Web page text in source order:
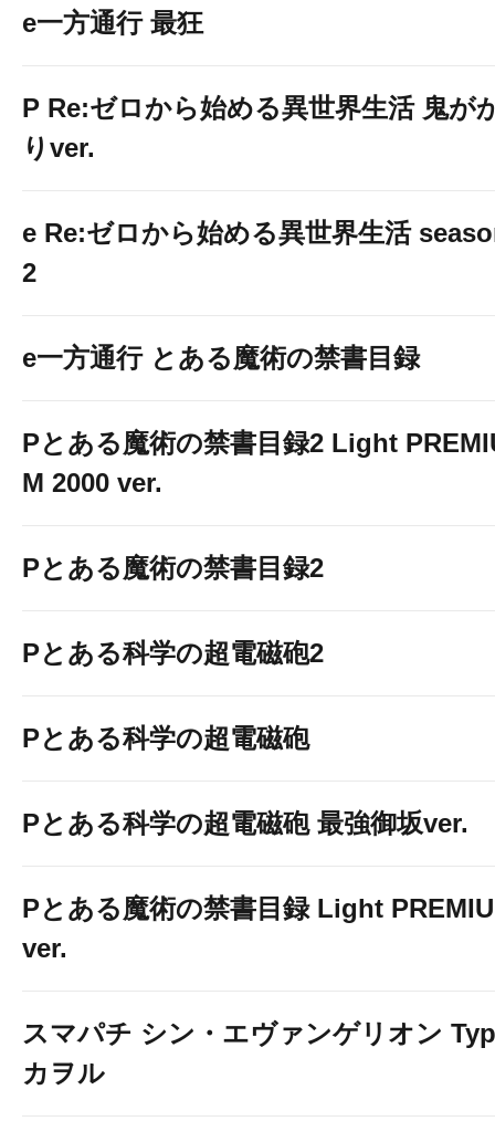
e一方通行 最狂
P Re:ゼロから始める異世界生活 鬼が
りver.
e Re:ゼロから始める異世界生活
2
e一方通行 とある魔術の禁書目録
Pとある魔術の禁書目録2 Light
M 2000 ver.
Pとある魔術の禁書目録2
Pとある科学の超電磁砲2
Pとある科学の超電磁砲
Pとある科学の超電磁砲 最強御坂ver.
Pとある魔術の禁書目録 Light
ver.
スマパチ シン・エヴァンゲリオン
カヲル